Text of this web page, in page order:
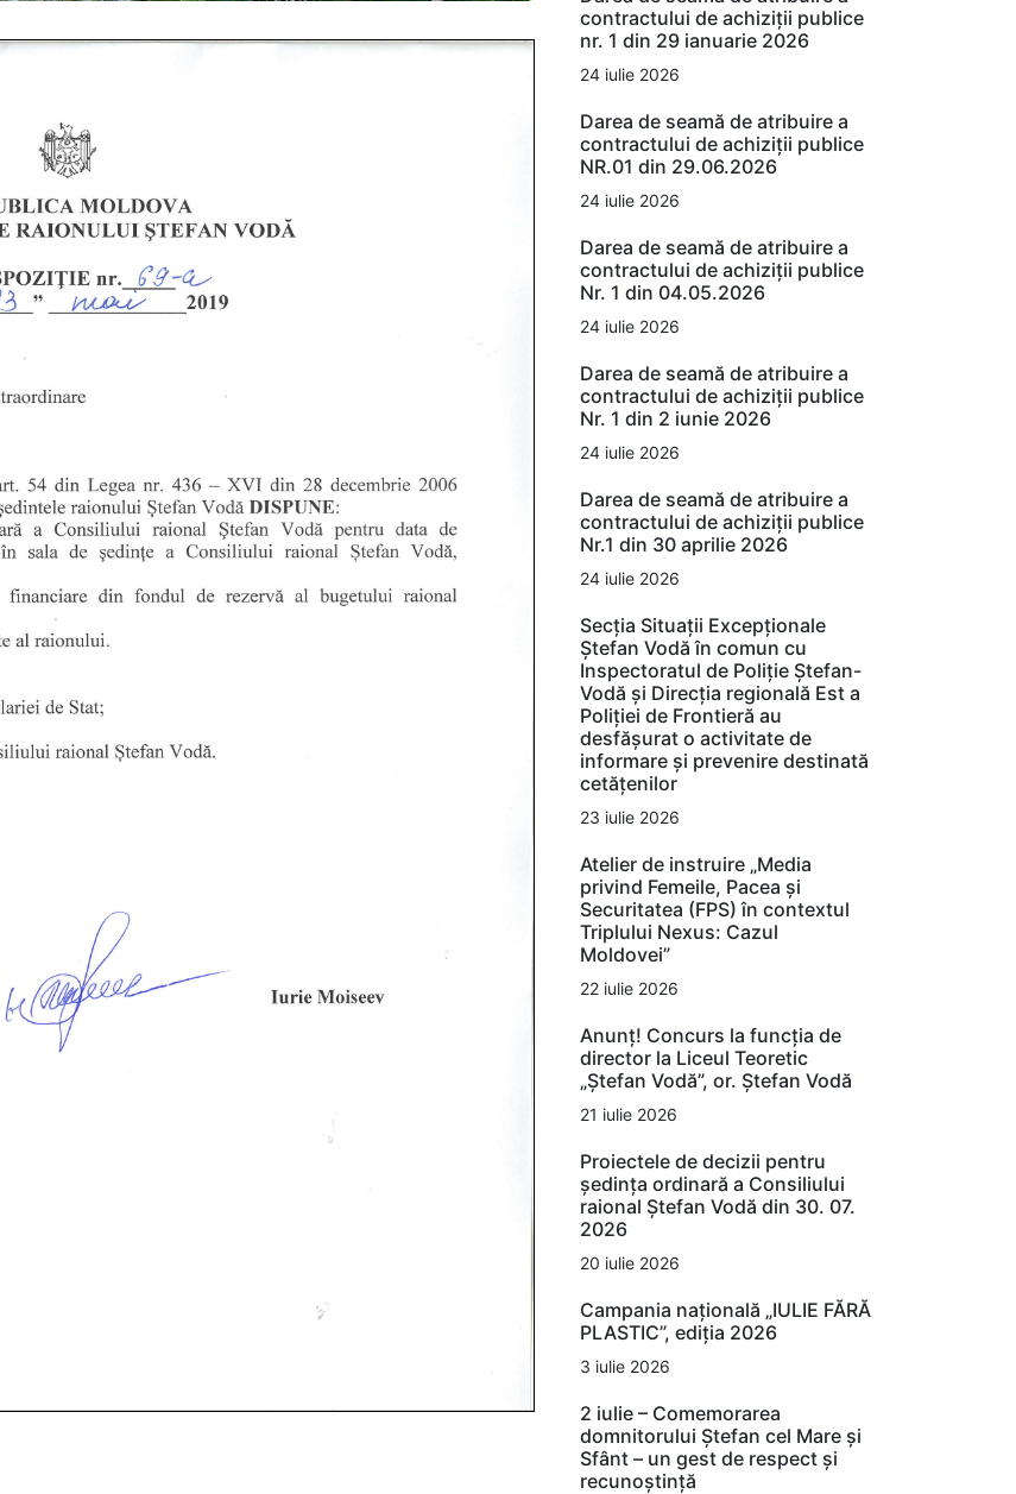
contractului de achiziții publice
nr. 1 din 29 ianuarie 2026
24 iulie 2026
Darea de seamă de atribuire a
contractului de achiziții publice
NR.01 din 29.06.2026
24 iulie 2026
Darea de seamă de atribuire a
contractului de achiziții publice
Nr. 1 din 04.05.2026
24 iulie 2026
Darea de seamă de atribuire a
contractului de achiziții publice
Nr. 1 din 2 iunie 2026
24 iulie 2026
Darea de seamă de atribuire a
contractului de achiziții publice
Nr.1 din 30 aprilie 2026
24 iulie 2026
Secția Situații Excepționale
Ștefan Vodă în comun cu
Inspectoratul de Poliție Ștefan-
Vodă și Direcția regională Est a
Poliției de Frontieră au
desfășurat o activitate de
informare și prevenire destinată
cetățenilor
23 iulie 2026
Atelier de instruire „Media
privind Femeile, Pacea și
Securitatea (FPS) în contextul
Triplului Nexus: Cazul
Moldovei”
22 iulie 2026
Anunț! Concurs la funcția de
director la Liceul Teoretic
„Ștefan Vodă”, or. Ștefan Vodă
21 iulie 2026
Proiectele de decizii pentru
ședința ordinară a Consiliului
raional Ștefan Vodă din 30. 07.
2026
20 iulie 2026
Campania națională „IULIE FĂRĂ
PLASTIC”, ediția 2026
3 iulie 2026
2 iulie – Comemorarea
domnitorului Ștefan cel Mare și
Sfânt – un gest de respect și
recunoștință